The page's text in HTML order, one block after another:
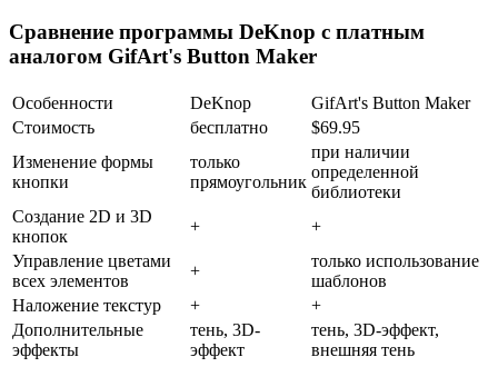
Сравнение программы DeKnop с платным
аналогом GifArt's Button Maker
Особенности DeKnop
GifArt's Button Maker
Стоимость
бесплатно
$69.95
Изменение формы
кнопки
только
прямоугольник
при наличии
определенной
библиотеки
Создание 2D и 3D
кнопок
+
+
Управление цветами
всех элементов
+
только использование
шаблонов
Наложение текстур
+
+
Дополнительные
эффекты
тень, 3D-
эффект
тень, 3D-эффект,
внешняя тень